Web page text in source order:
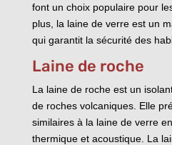
font un choix populaire pour
plus, la laine de verre est un
qui garantit la sécurité des
Laine de roche
La laine de roche est un
de roches volcaniques. Elle
similaires à la laine de verre
thermique et acoustique. La